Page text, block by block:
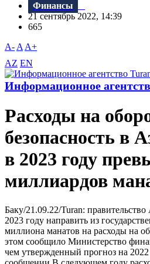
Финансы
21 сентябрь 2022, 14:39
665
A- A A+
AZ EN
Информационное
Расходы на
безопасность в
в 2023 году
миллиардов
Баку/21.09.22/Turan:
2023 году направить из
миллиона манатов на расходы на
этом сообщило Министерство
чем утвержденный прогноз на 2022